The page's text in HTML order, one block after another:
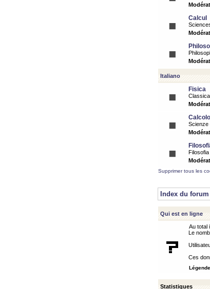
Calcul
Italiano
Fisica
Calcolo
Scienze
Filosofia
Supprimer tous les
Index du forum
Qui est en ligne
Au total
Le
Ces
Statistiques